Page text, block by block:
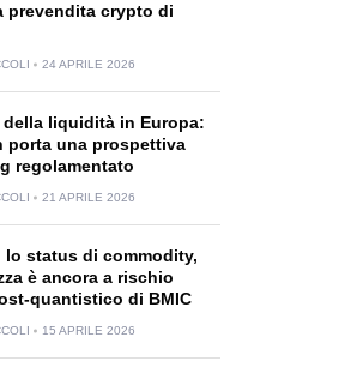
prevendita crypto di
24 APRILE 2026
liquidità in Europa:
porta una prospettiva
regolamentato
21 APRILE 2026
lo status di commodity,
è ancora a rischio
quantistico di BMIC
15 APRILE 2026